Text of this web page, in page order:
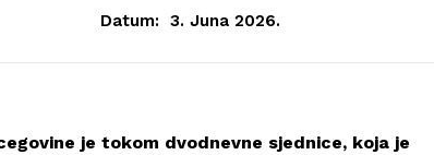
Datum: 3. Juna 2026.
je tokom dvodnevne sjednice, koja je